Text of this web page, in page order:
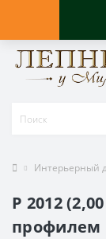
Интерьерный
P 2012
профилем